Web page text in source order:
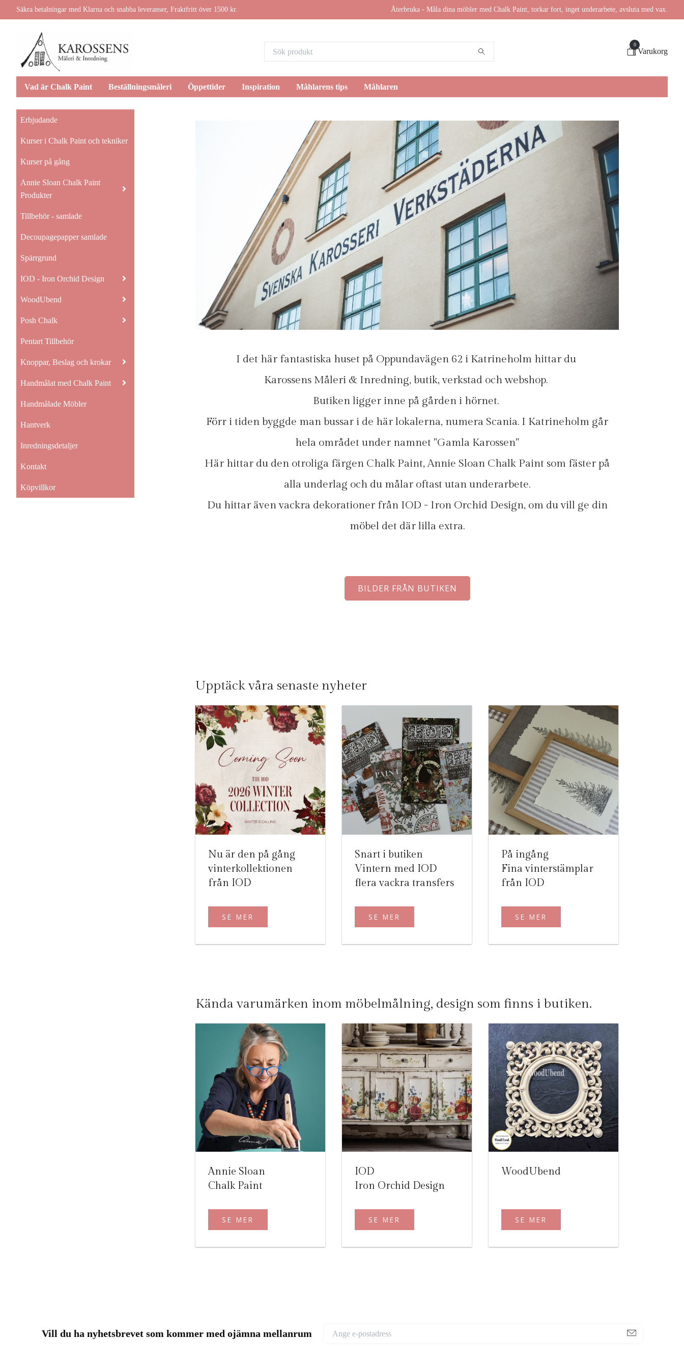
Säkra betalningar med Klarna och snabba leveranser, Fraktfritt över 1500 kr. Återbruka - Måla dina möbler med Chalk Paint, torkar fort, inget underarbete, avsluta med vax.
0
Varukorg
Vad är Chalk Paint Beställningsmåleri Öppettider Inspiration Måhlarens tips Måhlaren
Erbjudande
Kurser i Chalk Paint och tekniker
Kurser på gång
Annie Sloan Chalk Paint
Produkter
Tillbehör - samlade
Decoupagepapper samlade
Spärrgrund
IOD - Iron Orchid Design
WoodUbend
Posh Chalk
Pentart Tillbehör
Knoppar, Beslag och krokar
Handmålat med Chalk Paint
Handmålade Möbler
Hantverk
Inredningsdetaljer
Kontakt
Köpvillkor
I det här fantastiska huset på Oppundavägen 62 i Katrineholm hittar du
Karossens Måleri & Inredning, butik, verkstad och webshop.
Butiken ligger inne på gården i hörnet.
Förr i tiden byggde man bussar i de här lokalerna, numera Scania. I Katrineholm går
hela området under namnet "Gamla Karossen"
Här hittar du den otroliga färgen Chalk Paint, Annie Sloan Chalk Paint som fäster på
alla underlag och du målar oftast utan underarbete.
Du hittar även vackra dekorationer från IOD - Iron Orchid Design, om du vill ge din
möbel det där lilla extra.
BILDER FRÅN BUTIKEN
Upptäck våra senaste nyheter
Nu är den på gång
vinterkollektionen
från IOD
SE MER
Snart i butiken
Vintern med IOD
flera vackra transfers
SE MER
På ingång
Fina vinterstämplar
från IOD
SE MER
Kända varumärken inom möbelmålning, design som finns i butiken.
Annie Sloan
Chalk Paint
SE MER
IOD
Iron Orchid Design
SE MER
WoodUbend
SE MER
Vill du ha nyhetsbrevet som kommer med ojämna mellanrum